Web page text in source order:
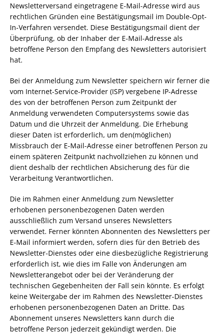
Newsletterversand eingetragene E-Mail-Adresse wird aus
rechtlichen Gründen eine Bestätigungsmail im Double-Opt-
In-Verfahren versendet. Diese Bestätigungsmail dient der
Überprüfung, ob der Inhaber der E-Mail-Adresse als
betroffene Person den Empfang des Newsletters autorisiert
hat.
Bei der Anmeldung zum Newsletter speichern wir ferner die
vom Internet-Service-Provider (ISP) vergebene IP-Adresse
des von der betroffenen Person zum Zeitpunkt der
Anmeldung verwendeten Computersystems sowie das
Datum und die Uhrzeit der Anmeldung. Die Erhebung
dieser Daten ist erforderlich, um den(möglichen)
Missbrauch der E-Mail-Adresse einer betroffenen Person zu
einem späteren Zeitpunkt nachvollziehen zu können und
dient deshalb der rechtlichen Absicherung des für die
Verarbeitung Verantwortlichen.
Die im Rahmen einer Anmeldung zum Newsletter
erhobenen personenbezogenen Daten werden
ausschließlich zum Versand unseres Newsletters
verwendet. Ferner könnten Abonnenten des Newsletters per
E-Mail informiert werden, sofern dies für den Betrieb des
Newsletter-Dienstes oder eine diesbezügliche Registrierung
erforderlich ist, wie dies im Falle von Änderungen am
Newsletterangebot oder bei der Veränderung der
technischen Gegebenheiten der Fall sein könnte. Es erfolgt
keine Weitergabe der im Rahmen des Newsletter-Dienstes
erhobenen personenbezogenen Daten an Dritte. Das
Abonnement unseres Newsletters kann durch die
betroffene Person jederzeit gekündigt werden. Die